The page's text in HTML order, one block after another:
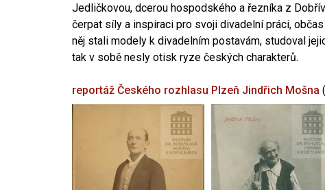
Jedličkovou, dcerou hospodského a řezníka z
čerpat síly a inspiraci pro svoji divadelní práci,
něj stali modely k divadelním postavám, studoval
tak v sobě nesly otisk ryze českých charakterů.
reportáž Českého rozhlasu Plzeň Jindřich Mošna